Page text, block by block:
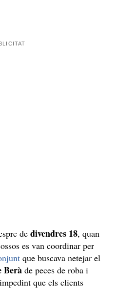
de divendres 18, quan
es van coordinar per
que buscava netejar el
Berà de peces de roba i
que els clients